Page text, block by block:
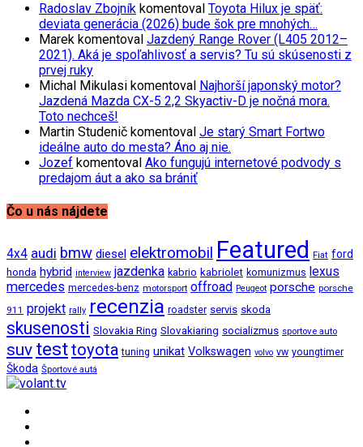
Radoslav Zbojník komentoval Toyota Hilux je späť:
deviata generácia (2026) bude šok pre mnohých…
Marek komentoval Jazdený Range Rover (L405 2012–
2021). Aká je spoľahlivosť a servis? Tu sú skúsenosti z
prvej ruky
Michal Mikulasi komentoval Najhorší japonský motor?
Jazdená Mazda CX-5 2,2 Skyactiv-D je nočná mora.
Toto nechceš!
Martin Studenič komentoval Je starý Smart Fortwo
ideálne auto do mesta? Áno aj nie.
Jozef komentoval Ako fungujú internetové podvody s
predajom áut a ako sa brániť
Čo u nás nájdete
4x4 audi bmw diesel elektromobil Featured Fiat ford
honda hybrid interview jazdenka kabrio kabriolet komunizmus lexus
mercedes mercedes-benz motorsport offroad Peugeot porsche porsche
911 projekt rally recenzia roadster servis skoda
skusenosti Slovakia Ring Slovakiaring socializmus sportove auto
suv testtoyota tuning unikat Volkswagen volvo vw youngtimer
Škoda Športové autá